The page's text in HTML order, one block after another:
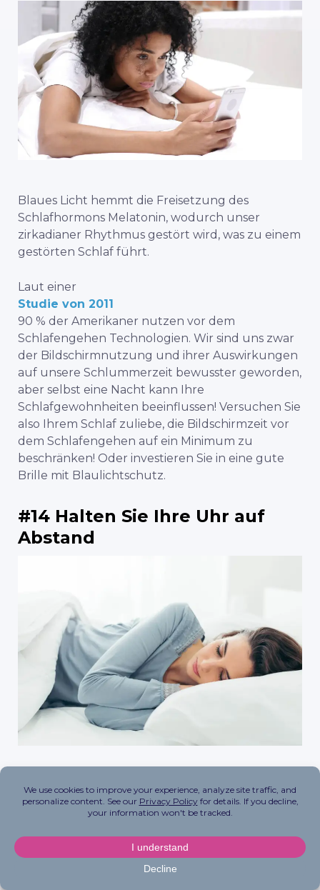
Blaues Licht hemmt die Freisetzung des
Schlafhormons Melatonin, wodurch unser
zirkadianer Rhythmus gestört wird, was zu einem
gestörten Schlaf führt.
Laut einer
Studie von 2011
90 % der Amerikaner nutzen vor dem
Schlafengehen Technologien. Wir sind uns zwar
der Bildschirmnutzung und ihrer Auswirkungen
auf unsere Schlummerzeit bewusster geworden,
aber selbst eine Nacht kann Ihre
Schlafgewohnheiten beeinflussen! Versuchen Sie
also Ihrem Schlaf zuliebe, die Bildschirmzeit vor
dem Schlafengehen auf ein Minimum zu
beschränken! Oder investieren Sie in eine gute
Brille mit Blaulichtschutz.
#14 Halten Sie Ihre Uhr auf
Abstand
Es gibt nichts Schlimmeres, als im Bett zu liegen
und zuzusehen, wie die Minuten vergehen,
während man sich fragt, warum man nicht
einschlafen kann. Das haben wir alle schon
erlebt. Auch wenn es verlockend sein mag, auf
die Uhr zu schauen, vermeiden Sie es, auf die Uhr